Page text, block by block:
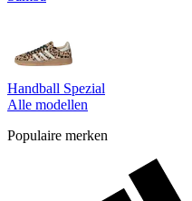
Handball Spezial
Alle modellen
Populaire merken